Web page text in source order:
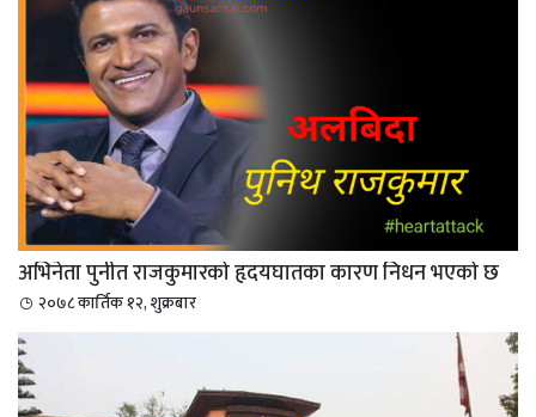
अभिनेता पुनीत राजकुमारको हृदयघातका कारण निधन भएको छ
२०७८ कार्तिक १२, शुक्रबार